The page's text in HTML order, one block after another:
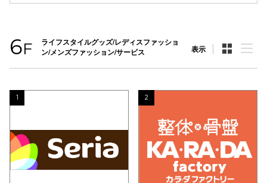
6F
ライフスタイルグッズ/レディスファッショ
ン/メンズファッション/サービス
表示
1 2
新百合丘